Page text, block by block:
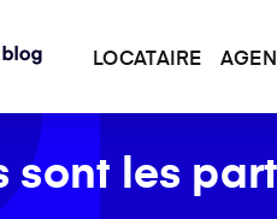
LOCATAIRE
sont les